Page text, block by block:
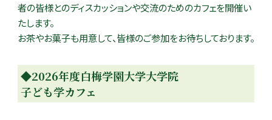
者の皆様とのディスカッションや交流のためのカフェを開催い
たします。
お茶やお菓子も用意して、皆様のご参加をお待ちしております。
◆2026年度白梅学園大学大学院
子ども学カフェ